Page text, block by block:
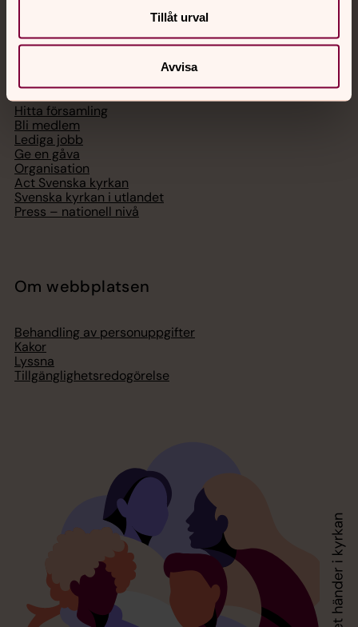
Tillåt urval
Avvisa
Hitta församling
Bli medlem
Lediga jobb
Ge en gåva
Organisation
Act Svenska kyrkan
Svenska kyrkan i utlandet
Press – nationell nivå
Om webbplatsen
Behandling av personuppgifter
Kakor
Lyssna
Tillgänglighetsredogörelse